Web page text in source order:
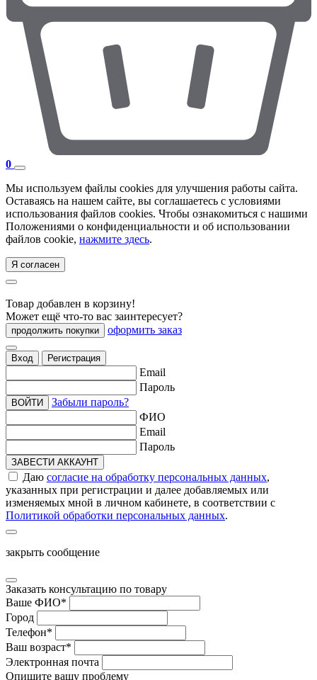
0
Мы используем файлы cookies для улучшения работы сайта.
Оставаясь на нашем сайте, вы соглашаетесь с условиями
использования файлов cookies. Чтобы ознакомиться с нашими
Положениями о конфиденциальности и об использовании
файлов cookie, нажмите здесь.
Я согласен
Товар добавлен в корзину!
Может ещё что-то вас заинтересует?
продолжить покупки оформить заказ
Вход Регистрация
Email
Пароль
ВОЙТИ
Забыли пароль?
ФИО
Email
Пароль
ЗАВЕСТИ АККАУНТ
Даю согласие на обработку персональных данных,
указанных при регистрации и далее добавляемых или
изменяемых мной в личном кабинете, в соответствии с
Политикой обработки персональных данных.
закрыть сообщение
Заказать консультацию по товару
Ваше ФИО*
Город
Телефон*
Ваш возраст*
Электронная почта
Опишите вашу проблему